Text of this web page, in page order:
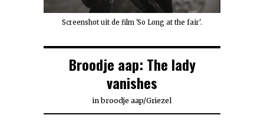
Screenshot uit de film 'So Long at the fair'.
Broodje aap: The lady
vanishes
in broodje aap/Griezel